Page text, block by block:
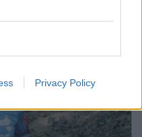
Privacy Policy